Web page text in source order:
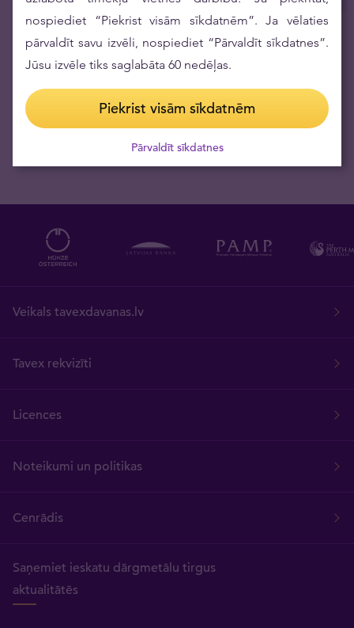
Saņemiet aktuālās ziņas epastā
Veikals tavexdavanas.lv
Tavex rekvizīti
Licences
Noteikumi un politikas
Cenrādis
Saņemiet ieskatu dārgmetālu tirgus
aktualitātēs
nospiediet “Piekrist visām sīkdatnēm”. Ja vēlaties
pārvaldīt savu izvēli, nospiediet “Pārvaldīt sīkdatnes”.
Jūsu izvēle tiks saglabāta 60 nedēļas.
Piekrist visām sīkdatnēm
Pārvaldīt sīkdatnes